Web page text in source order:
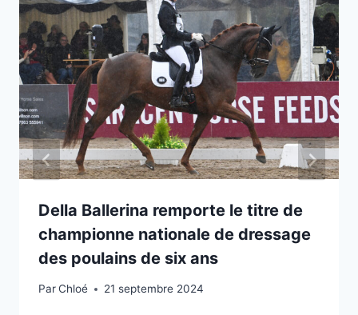
Della Ballerina remporte le titre de
championne nationale de dressage
des poulains de six ans
ParChloé 21 septembre 2024